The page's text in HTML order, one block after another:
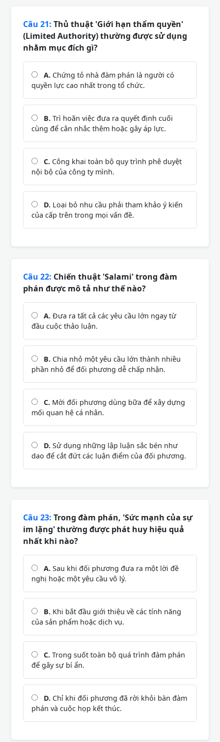
Câu 21: Thủ thuật 'Giới hạn thẩm quyền'
(Limited Authority) thường được sử dụng
nhằm mục đích gì?
A. Chứng tỏ nhà đàm phán là người có
quyền lực cao nhất trong tổ chức.
B. Trì hoãn việc đưa ra quyết định cuối
cùng để cân nhắc thêm hoặc gây áp lực.
C. Công khai toàn bộ quy trình phê duyệt
nội bộ của công ty mình.
D. Loại bỏ nhu cầu phải tham khảo ý kiến
của cấp trên trong mọi vấn đề.
Câu 22: Chiến thuật 'Salami' trong đàm
phán được mô tả như thế nào?
A. Đưa ra tất cả các yêu cầu lớn ngay từ
đầu cuộc thảo luận.
B. Chia nhỏ một yêu cầu lớn thành nhiều
phần nhỏ để đối phương dễ chấp nhận.
C. Mời đối phương dùng bữa để xây dựng
mối quan hệ cá nhân.
D. Sử dụng những lập luận sắc bén như
dao để cắt đứt các luận điểm của đối phương.
Câu 23: Trong đàm phán, 'Sức mạnh của sự
im lặng' thường được phát huy hiệu quả
nhất khi nào?
A. Sau khi đối phương đưa ra một lời đề
nghị hoặc một yêu cầu vô lý.
B. Khi bắt đầu giới thiệu về các tính năng
của sản phẩm hoặc dịch vụ.
C. Trong suốt toàn bộ quá trình đàm phán
để gây sự bí ẩn.
D. Chỉ khi đối phương đã rời khỏi bàn đàm
phán và cuộc họp kết thúc.